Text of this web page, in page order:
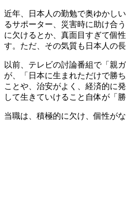
近年、日本人の勤勉で奥ゆかし
るサポーター、災害時に助け合
に欠けるとか、真面目すぎて個
す。ただ、その気質も日本人の
以前、テレビの討論番組で「親
が、「日本に生まれただけで勝
ことや、治安がよく、経済的に
して生きていけること自体が「
当職は、積極的に欠け、個性が